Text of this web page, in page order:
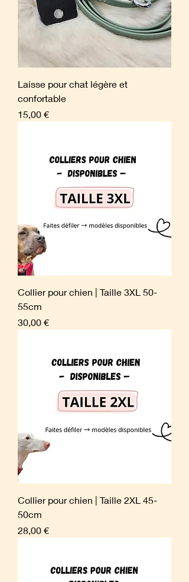
Laisse pour chat légère et
confortable
Prix
15,00 €
Collier pour chien | Taille 3XL 50-
55cm
Prix
30,00 €
Collier pour chien | Taille 2XL 45-
50cm
Prix
28,00 €